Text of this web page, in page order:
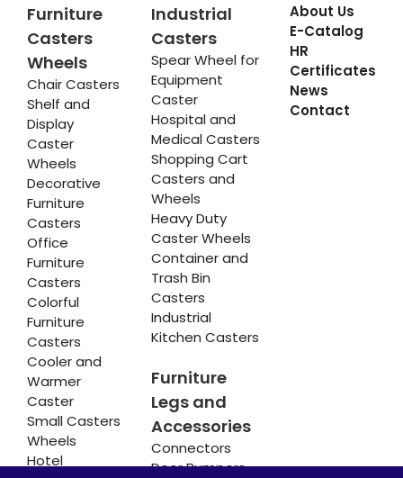
Furniture
Casters
Wheels
Chair Casters
Shelf and
Display
Caster
Wheels
Decorative
Furniture
Casters
Office
Furniture
Casters
Colorful
Furniture
Casters
Cooler and
Warmer
Caster
Small Casters
Wheels
Hotel
Industrial
Casters
Spear Wheel for
Equipment
Caster
Hospital and
Medical Casters
Shopping Cart
Casters and
Wheels
Heavy Duty
Caster Wheels
Container and
Trash Bin
Casters
Industrial
Kitchen Casters
Furniture
Legs and
Accessories
Connectors
Door Bumpers
About Us
E-Catalog
HR
Certificates
News
Contact